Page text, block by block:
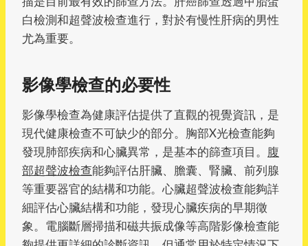
白檢測和超聲波檢查進行，對於有慢性肝病的男性
尤為重要。
影像學檢查的必要性
影像學檢查為健康評估提供了直觀的視覺資訊，是
現代健康檢查不可缺少的部分。胸部X光檢查能夠
發現肺部疾病和心臟異常，是基本的篩查項目。 腹
部超聲波檢查能夠評估肝臟、膽囊、腎臟、前列腺
等重要器官的結構和功能。心臟超聲波檢查能夠詳
細評估心臟結構和功能，發現心臟疾病的早期徵
象。電腦斷層掃描和磁共振成像等高階影像檢查能